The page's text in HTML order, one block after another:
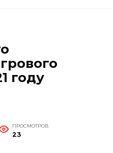
году
ПРОСМОТРОВ
23